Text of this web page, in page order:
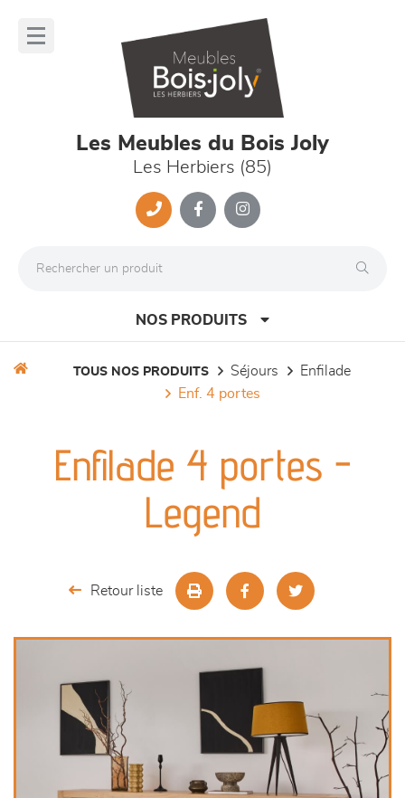
Les Meubles du Bois Joly
Les Herbiers (85)
NOS PRODUITS
séjours
meubles de complément
TOUS NOS PRODUITS séjours
enfilade
enf. 4 portes
Enfilade 4 portes -
Legend
Retour liste